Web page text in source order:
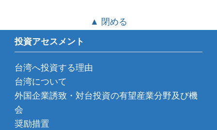
▲ 閉める
投資アセスメント
台湾へ投資する理由
台湾について
外国企業誘致・対台投資の有望産業分野及び機
会
奨励措置